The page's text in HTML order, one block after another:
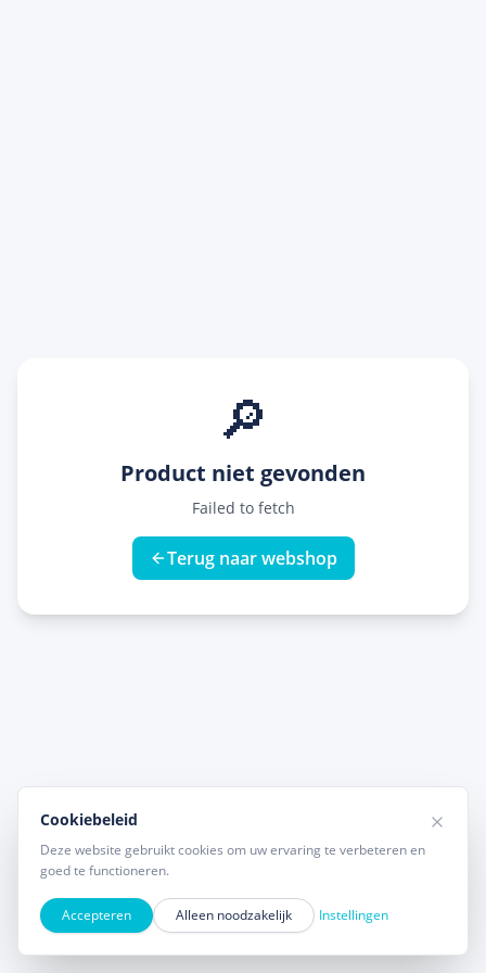
🔎
Product niet gevonden
Failed to fetch
Terug naar webshop
Cookiebeleid
Deze website gebruikt cookies om uw ervaring te verbeteren en
goed te functioneren.
Accepteren Alleen noodzakelijk Instellingen